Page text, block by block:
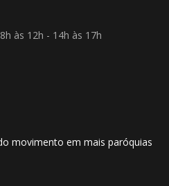
às 12h - 14h às 17h
movimento em mais paróquias